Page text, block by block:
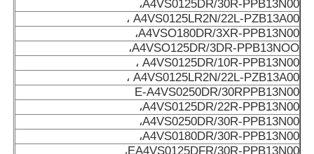
A4VS0125DR/30R-PPB13N00،
A4VS0125LR2N/22L-PZB13A00 ،
A4VSO180DR/3XR-PPB13N00،
A4VSO125DR/3DR-PPB13NOO،
A4VS0125DR/10R-PPB13N00 ،
A4VS0125LR2N/22L-PZB13A00 ،
E-A4VS0250DR/30RPPB13N00
A4VS0125DR/22R-PPB13N00،
A4VS0250DR/30R-PPB13N00،
A4VS0180DR/30R-PPB13N00،
EA4VS0125DFR/30R-PPB13N00،